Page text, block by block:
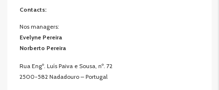
Contacts:
Nos managers:
Evelyne Pereira
Norberto Pereira
Rua Engº. Luís Paiva e Sousa, nº. 72
2500-582 Nadadouro – Portugal